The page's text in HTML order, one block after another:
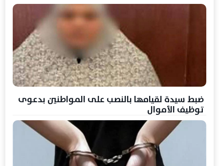
ضبط سيدة لقيامها بالنصب على المواطنين بدعوى
توظيف الأموال